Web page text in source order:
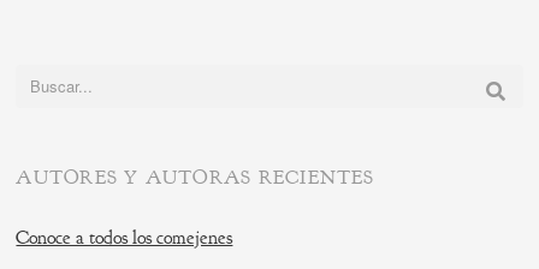
Buscar:
AUTORES Y AUTORAS RECIENTES
Conoce a todos los comejenes